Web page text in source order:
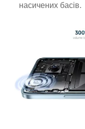
насичених басів.